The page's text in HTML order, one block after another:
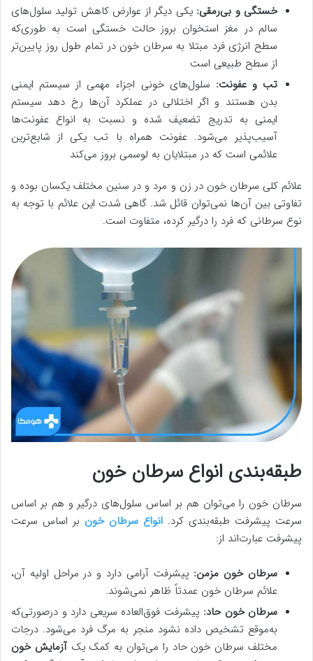
خستگی و بی‌رمقی: یکی دیگر از عوارض کاهش تولید سلول‌های
سالم در مغز استخوان بروز حالت خستگی است به طوری‌که
سطح انرژی فرد مبتلا به سرطان خون در تمام طول روز پایین‌تر
از سطح طبیعی است
تب و عفونت: سلول‌های خونی اجزاء مهمی از سیستم ایمنی
بدن هستند و اگر اختلالی در عملکرد آن‌ها رخ دهد سیستم
ایمنی به تدریج تضعیف شده و نسبت به انواع عفونت‌ها
آسیب‌پذیر می‌شود. عفونت همراه با تب یکی از شایع‌ترین
علائمی است که در مبتلایان به لوسمی بروز می‌کند
علائم کلی سرطان خون در زن و مرد و در سنین مختلف یکسان بوده و
تفاوتی بین آن‌ها نمی‌توان قائل شد. گاهی شدت این علائم با توجه به
نوع سرطانی که فرد را درگیر کرده، متفاوت است.
طبقه‌بندی انواع سرطان خون
سرطان خون را می‌توان هم بر اساس سلول‌های درگیر و هم بر اساس
سرعت پیشرفت طبقه‌بندی کرد. انواع سرطان خون بر اساس سرعت
پیشرفت عبارت‌اند از:
سرطان خون مزمن: پیشرفت آرامی دارد و در مراحل اولیه آن،
علائم سرطان خون عمدتاً ظاهر نمی‌شوند.
سرطان خون حاد: پیشرفت فوق‌العاده سریعی دارد و درصورتی‌که
به‌موقع تشخیص داده نشود منجر به مرگ فرد می‌شود. درجات
مختلف سرطان خون حاد را می‌توان به کمک یکآزمایش خون